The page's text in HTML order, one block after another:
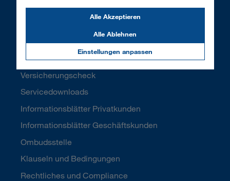
Einstellungen anpassen
Alle Ablehnen
Alle Akzeptieren
Meine DONAU
Daten ändern
Versicherungscheck
Servicedownloads
Informationsblätter Privatkunden
Informationsblätter Geschäftskunden
Ombudsstelle
Klauseln und Bedingungen
Rechtliches und Compliance